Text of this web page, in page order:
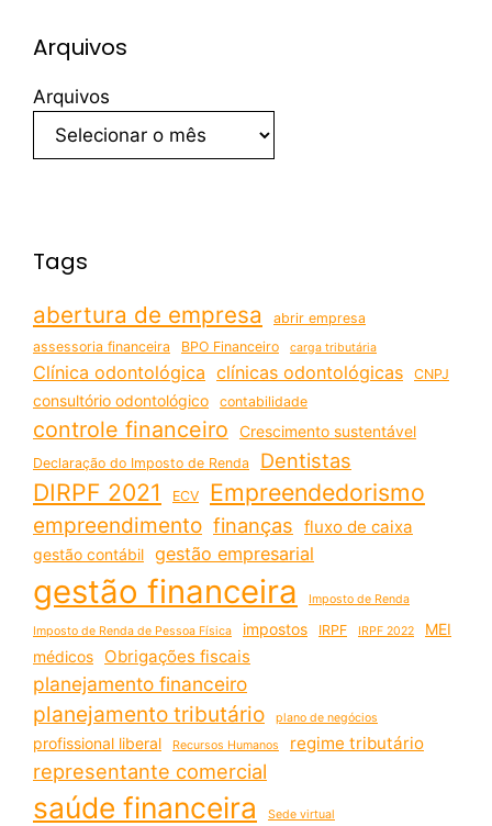
Arquivos
Arquivos
Tags
abertura de empresa
abrir empresa
assessoria financeira
BPO Financeiro carga tributária
Clínica odontológica clínicas odontológicas CNPJ
consultório odontológico contabilidade
controle financeiro Crescimento sustentável
Declaração do Imposto de Renda Dentistas
DIRPF 2021 ECV Empreendedorismo
empreendimento finanças fluxo de caixa
gestão contábil gestão empresarial
gestão financeira Imposto de Renda
Imposto de Renda de Pessoa Física impostos IRPF IRPF 2022
MEI
médicos
Obrigações fiscais
planejamento financeiro
planejamento tributário plano de negócios
profissional liberal Recursos Humanos regime tributário
representante comercial
saúde financeira Sede virtual